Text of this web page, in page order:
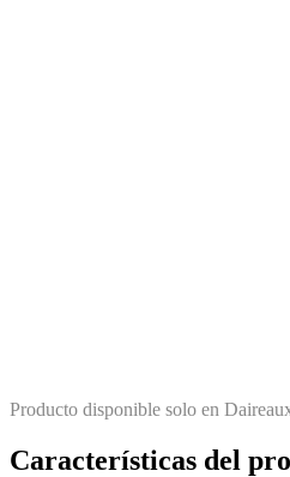
Producto disponible solo en
Características del